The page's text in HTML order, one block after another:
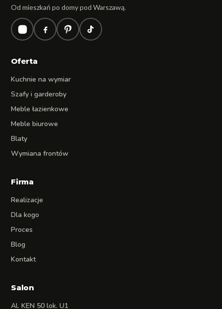
Od mieszkań po domy pod Warszawą.
Oferta
Kuchnie na wymiar
Szafy i garderoby
Meble łazienkowe
Meble biurowe
Blaty
Wymiana frontów
Firma
Realizacje
Dla kogo
Proces
Blog
Kontakt
Salon
Al. KEN 50 lok. U1